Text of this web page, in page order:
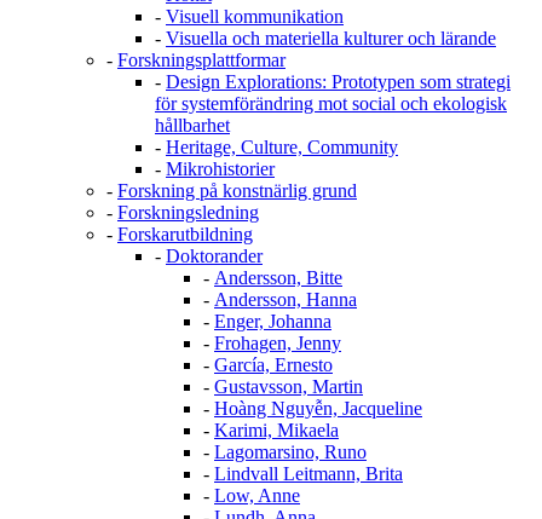
- Visuell kommunikation
- Visuella och materiella kulturer och lärande
- Forskningsplattformar
- Design Explorations: Prototypen som strategi
för systemförändring mot social och ekologisk
hållbarhet
- Heritage, Culture, Community
- Mikrohistorier
- Forskning på konstnärlig grund
- Forskningsledning
- Forskarutbildning
- Doktorander
- Andersson, Bitte
- Andersson, Hanna
- Enger, Johanna
- Frohagen, Jenny
- García, Ernesto
- Gustavsson, Martin
- Hoàng Nguyễn, Jacqueline
- Karimi, Mikaela
- Lagomarsino, Runo
- Lindvall Leitmann, Brita
- Low, Anne